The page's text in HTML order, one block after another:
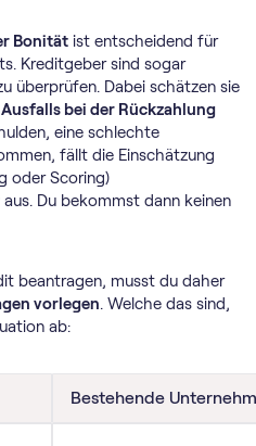
Bonität ist entscheidend für
Kreditgeber sind sogar
überprüfen. Dabei schätzen sie
Ausfalls bei der Rückzahlung
eine schlechte
fällt die Einschätzung
oder Scoring)
Du bekommst dann keinen
beantragen, musst du daher
vorlegen. Welche das sind,
ab:
Bestehende